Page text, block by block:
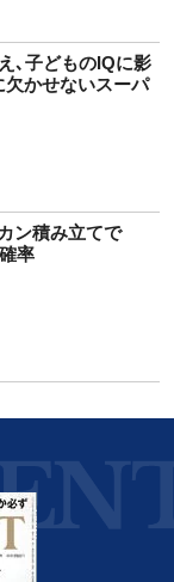
､子どものIQに影
かせないスーパ
ン積み立てで
率